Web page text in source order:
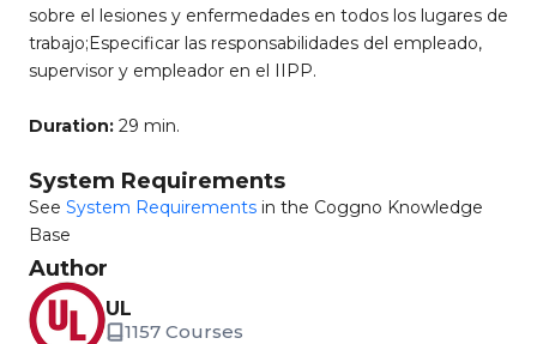
sobre el lesiones y enfermedades en todos los lugares de
trabajo;Especificar las responsabilidades del empleado,
supervisor y empleador en el IIPP.
Duration: 29 min.
System Requirements
See System Requirements in the Coggno Knowledge
Base
Author
UL
1157 Courses